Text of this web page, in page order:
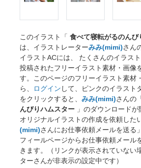
このイラスト「 食べて寝転がるのんび
は、イラストレーターみみ(mimi)さん
イラストACには、 たくさんのイラス
投稿されたフリーイラスト素材・画像
す。このページのフリーイラスト素材
ら、
ログイン して、ピンクのイラスト
をクリックすると、 みみ(mimi)さんの
んびりハムスター 」のダウンロードが
オリジナルイラストの作成を依頼した
(mimi)さんにお仕事依頼メールを送る
フィールページからお仕事依頼メール
きます。（リンクが表示されていない
ターさんが非表示の設定中です）